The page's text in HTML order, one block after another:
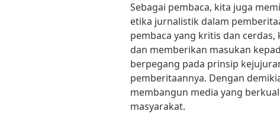
Sebagai pembaca, kita juga
etika jurnalistik dalam
pembaca yang kritis dan
dan memberikan masukan
berpegang pada prinsip
pemberitaannya. Dengan
membangun media yang
masyarakat.